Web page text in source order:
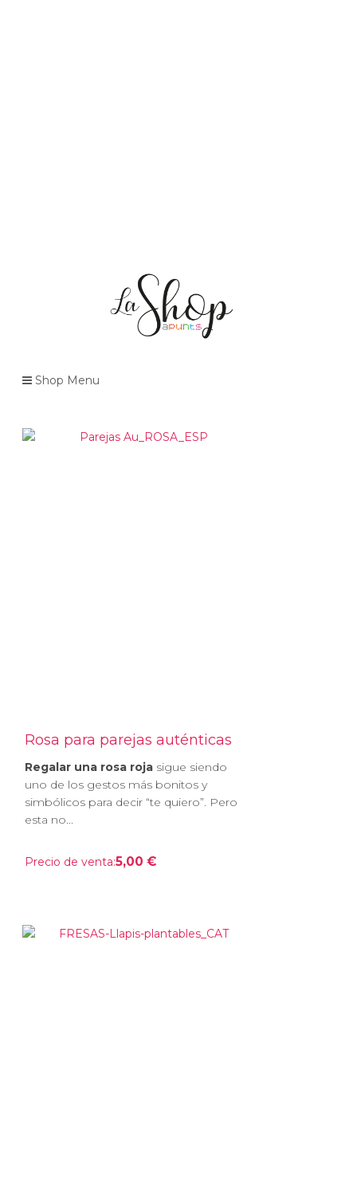
Shop Menu
Rosa para parejas auténticas
Regalar una rosa roja sigue siendo
uno de los gestos más bonitos y
simbólicos para decir “te quiero”. Pero
esta no...
Precio de venta:5,00 €